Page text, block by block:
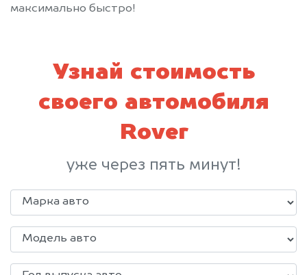
максимально быстро!
Узнай стоимость
своего автомобиля
Rover
уже через пять минут!